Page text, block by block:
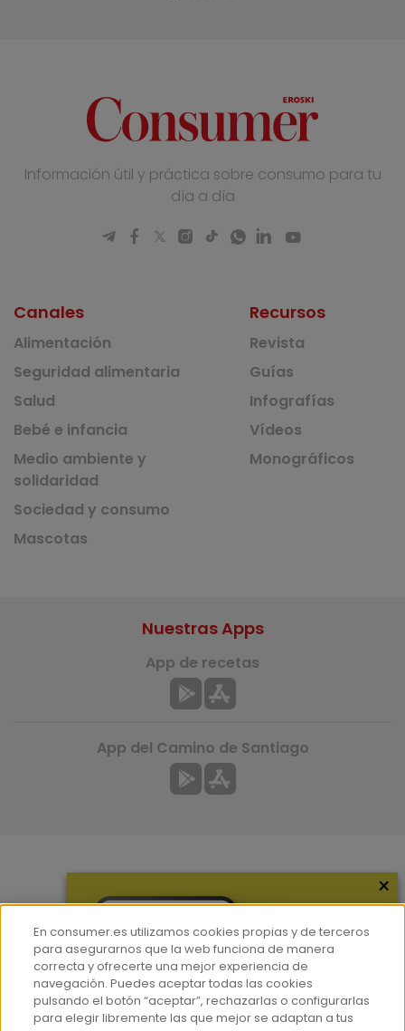
Información útil y práctica sobre consumo para tu
día a día
Canales
Alimentación
Seguridad alimentaria
Salud
Bebé e infancia
Medio ambiente y
solidaridad
Sociedad y consumo
Mascotas
Recursos
Revista
Guías
Infografías
Vídeos
Monográficos
Hemeroteca
Contacto
Prensa
Nuestras Apps
App de recetas
App del Camino de Santiago
×
En consumer.es utilizamos cookies propias y de terceros
para asegurarnos que la web funciona de manera
correcta y ofrecerte una mejor experiencia de
navegación. Puedes aceptar todas las cookies
pulsando el botón “aceptar”, rechazarlas o configurarlas
para elegir libremente las que mejor se adaptan a tus